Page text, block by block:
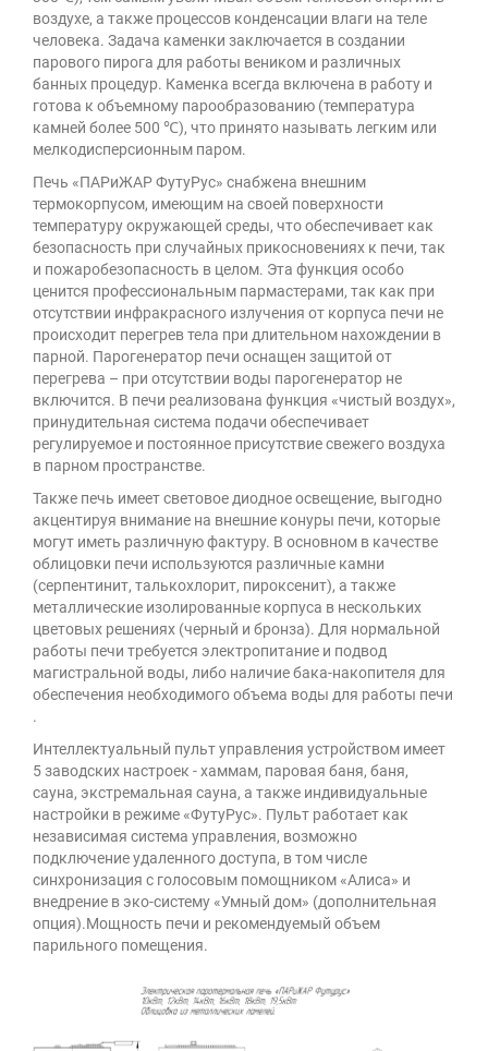
воздухе, а также процессов конденсации влаги на теле
человека. Задача каменки заключается в создании
парового пирога для работы веником и различных
банных процедур. Каменка всегда включена в работу и
готова к объемному парообразованию (температура
камней более 500 ℃), что принято называть легким или
мелкодисперсионным паром.
Печь «ПАРиЖАР ФутуРус» снабжена внешним
термокорпусом, имеющим на своей поверхности
температуру окружающей среды, что обеспечивает как
безопасность при случайных прикосновениях к печи, так
и пожаробезопасность в целом. Эта функция особо
ценится профессиональным пармастерами, так как при
отсутствии инфракрасного излучения от корпуса печи не
происходит перегрев тела при длительном нахождении в
парной. Парогенератор печи оснащен защитой от
перегрева – при отсутствии воды парогенератор не
включится. В печи реализована функция «чистый воздух»,
принудительная система подачи обеспечивает
регулируемое и постоянное присутствие свежего воздуха
в парном пространстве.
Также печь имеет световое диодное освещение, выгодно
акцентируя внимание на внешние конуры печи, которые
могут иметь различную фактуру. В основном в качестве
облицовки печи используются различные камни
(серпентинит, талькохлорит, пироксенит), а также
металлические изолированные корпуса в нескольких
цветовых решениях (черный и бронза). Для нормальной
работы печи требуется электропитание и подвод
магистральной воды, либо наличие бака-накопителя для
обеспечения необходимого объема воды для работы печи
.
Интеллектуальный пульт управления устройством имеет
5 заводских настроек - хаммам, паровая баня, баня,
сауна, экстремальная сауна, а также индивидуальные
настройки в режиме «ФутуРус». Пульт работает как
независимая система управления, возможно
подключение удаленного доступа, в том числе
синхронизация с голосовым помощником «Алиса» и
внедрение в эко-систему «Умный дом» (дополнительная
опция).Мощность печи и рекомендуемый объем
парильного помещения.